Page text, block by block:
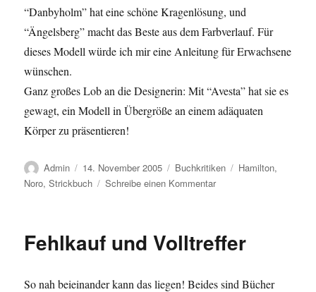
“Danbyholm” hat eine schöne Kragenlösung, und
“Ängelsberg” macht das Beste aus dem Farbverlauf. Für
dieses Modell würde ich mir eine Anleitung für Erwachsene
wünschen.
Ganz großes Lob an die Designerin: Mit “Avesta” hat sie es
gewagt, ein Modell in Übergröße an einem adäquaten
Körper zu präsentieren!
Autor
Admin
Veröffentlicht
am
14. November 2005 Kategorien
Buchkritiken Schlagwörter
Hamilton,
Noro,Strickbuch Schreibe einen Kommentarzu
Fehlkauf und Volltreffer
So nah beieinander kann das liegen! Beides sind Bücher